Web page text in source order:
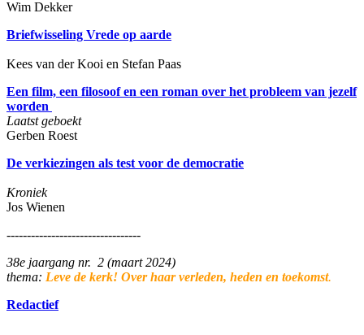
Wim Dekker
Briefwisseling Vrede op aarde
Kees van der Kooi en Stefan Paas
Een film, een filosoof en een roman over het probleem van jezelf
worden
Laatst geboekt
Gerben Roest
De verkiezingen als test voor de democratie
Kroniek
Jos Wienen
---------------------------------
38e jaargang nr. 2 (maart 2024)
thema: Leve de kerk! Over haar verleden, heden en toekomst.
Redactief